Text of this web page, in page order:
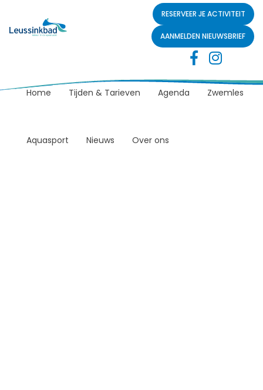
RESERVEER JE ACTIVITEIT
AANMELDEN NIEUWSBRIEF
Home Tijden & Tarieven Agenda Zwemles
Aquasport Nieuws Over ons